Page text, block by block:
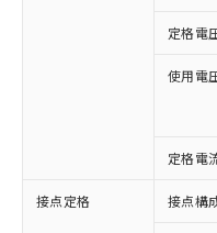
定格電
使用電
定格電
接点定格 接点構
ご利用条
※1 対応状況
対応済み：
非含有に対応し
対応予定：EU
有に対応した製